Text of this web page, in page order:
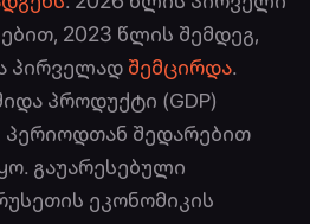
2023 წლის შემდეგ,
პირველად შემცირდა.
პროდუქტი (GDP)
პერიოდთან შედარებით
გაუარესებული
ეკონომიკის